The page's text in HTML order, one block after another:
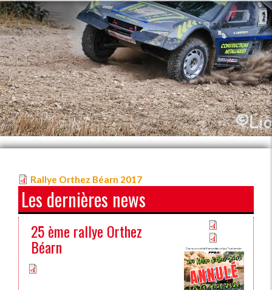
Rallye Orthez Béarn 2017
Les dernières news
25 ème rallye Orthez
Béarn